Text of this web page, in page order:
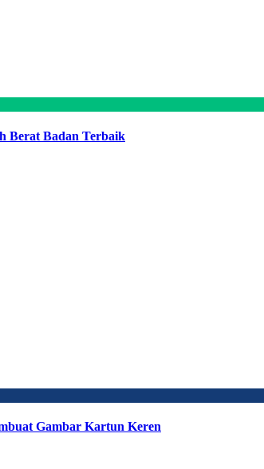
Berat Badan Terbaik
Gambar Kartun Keren